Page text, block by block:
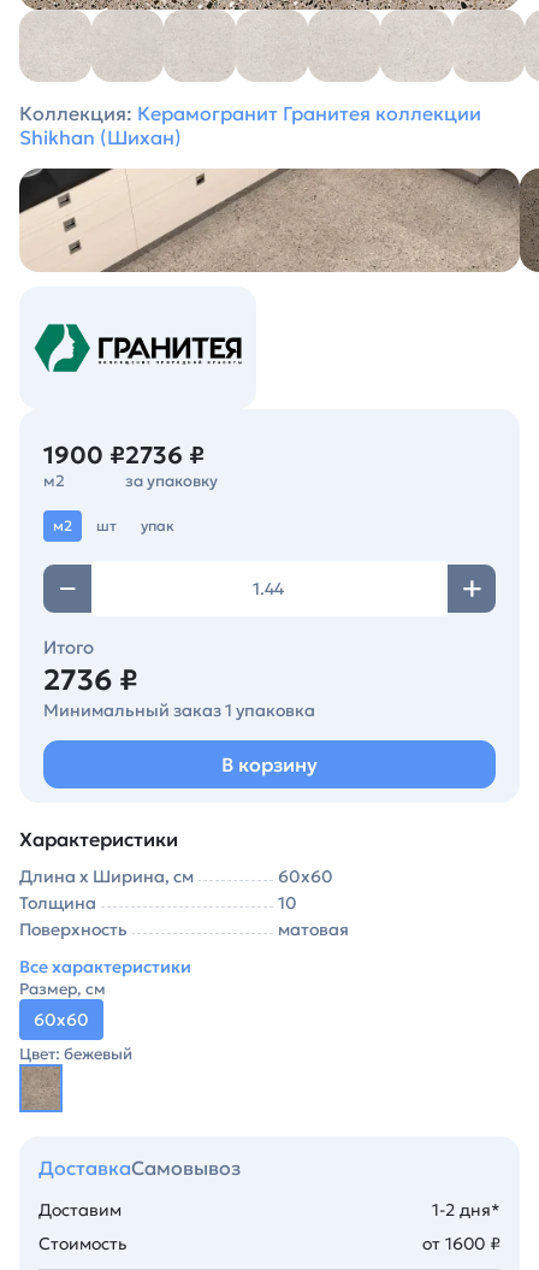
Коллекция: Керамогранит Гранитея коллекции
Shikhan (Шиxан)
1900 ₽
м2
2736 ₽
за упаковку
м2 шт упак
Итого
2736 ₽
Минимальный заказ 1 упаковка
В корзину
Характеристики
Длина х Ширина, см
60х60
Толщина
10
Поверхность
матовая
Все характеристики
Размер, см
60х60
Цвет: бежевый
ДоставкаСамовывоз
Доставим
1-2 дня*
Стоимость
от 1600 ₽